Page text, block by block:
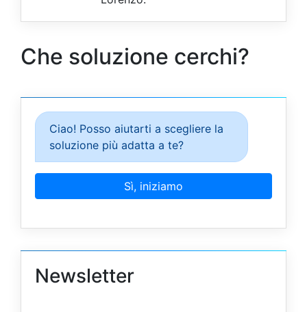
Che soluzione cerchi?
Newsletter